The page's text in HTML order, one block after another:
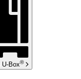
U-Box®